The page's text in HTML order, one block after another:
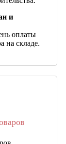
и
оплаты
на складе.